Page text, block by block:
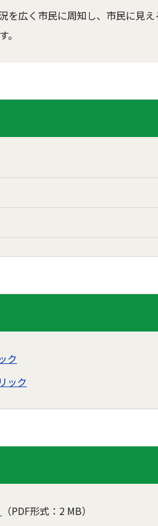
広く市民に周知し、市民に見
ク
ック
（PDF形式：2 MB）